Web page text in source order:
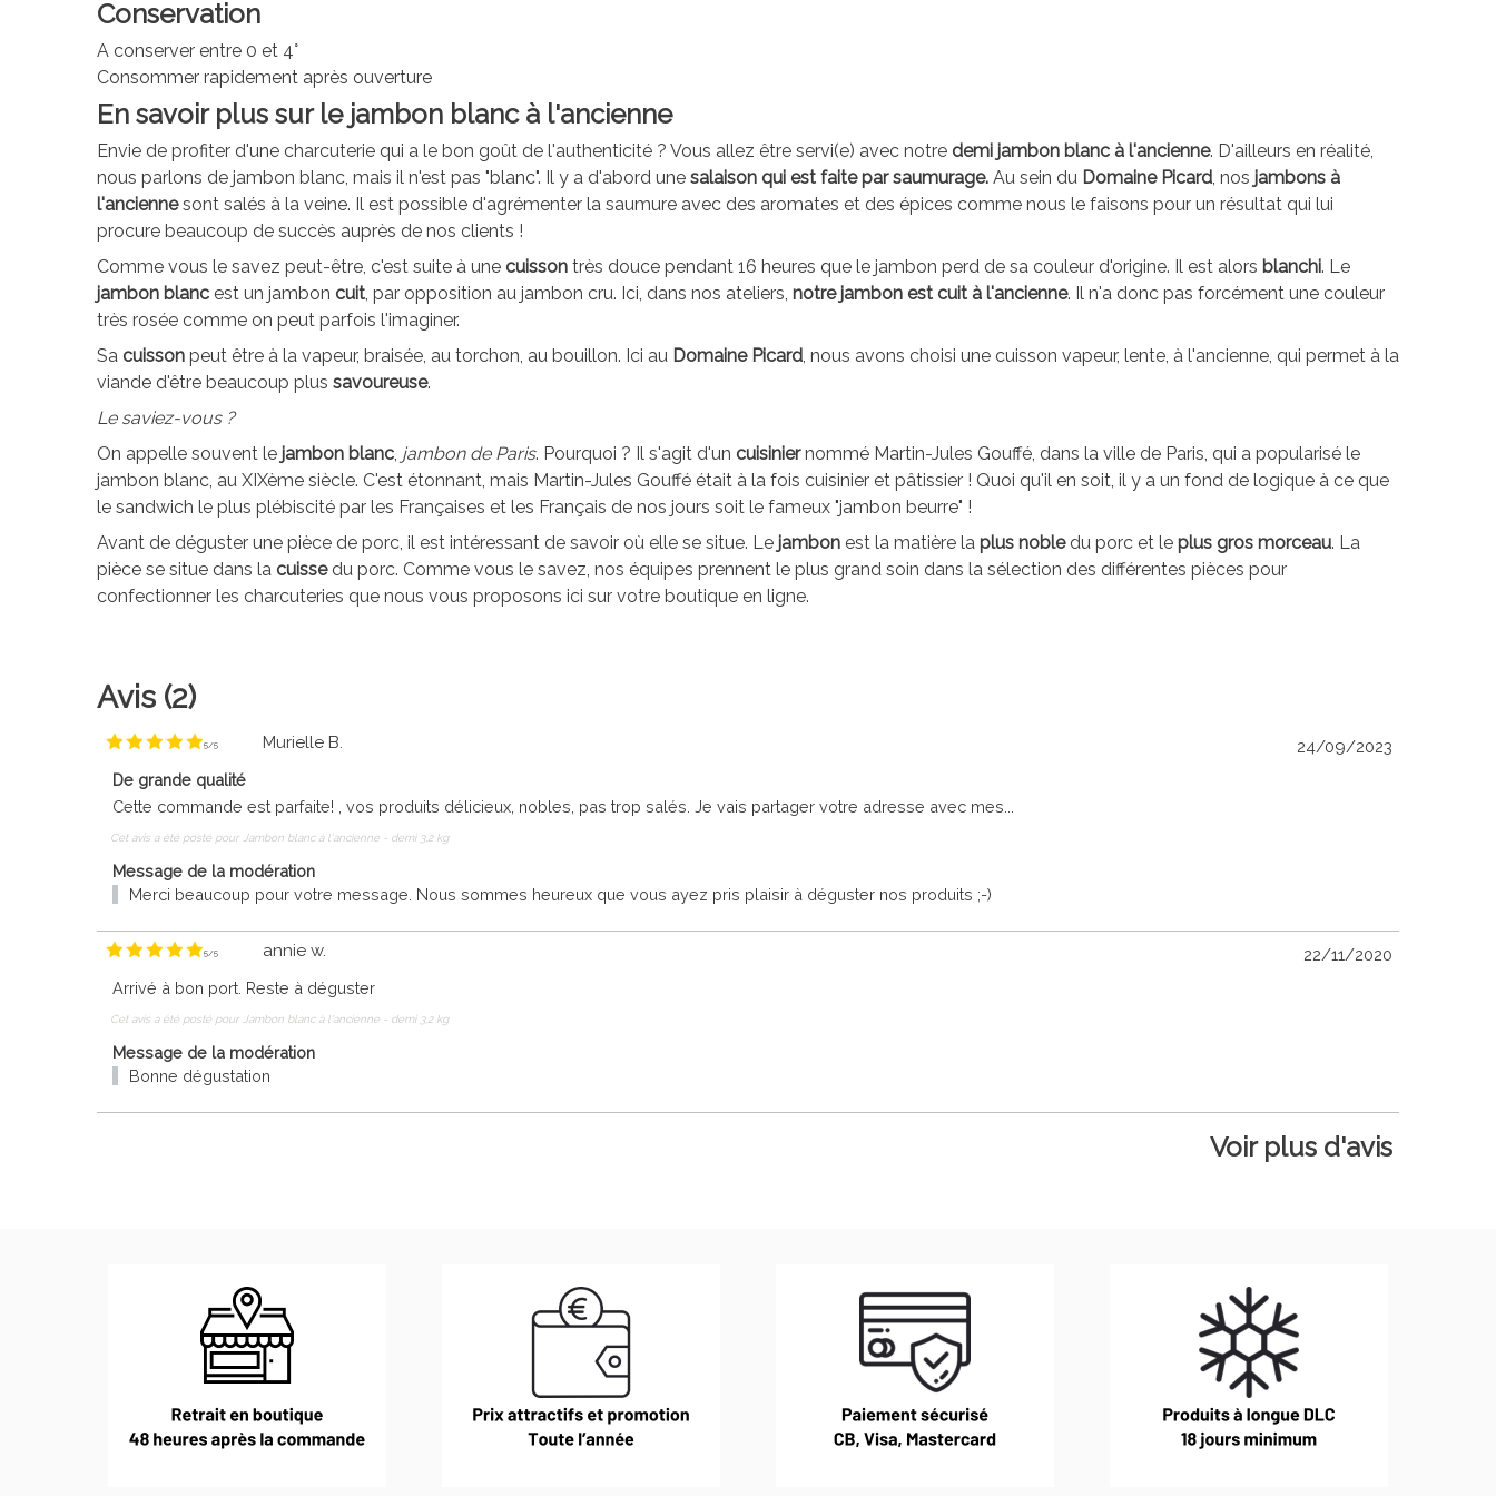
Conservation
A conserver entre 0 et 4°
Consommer rapidement après ouverture
En savoir plus sur le jambon blanc à l'ancienne
Envie de profiter d'une charcuterie qui a le bon goût de l'authenticité ? Vous allez être servi(e) avec notre demi jambon blanc à l'ancienne. D'ailleurs en réalité,
nous parlons de jambon blanc, mais il n'est pas "blanc". Il y a d'abord une salaison qui est faite par saumurage. Au sein du Domaine Picard, nos jambons à
l'anciennesont salés à la veine. Il est possible d'agrémenter la saumure avec des aromates et des épices comme nous le faisons pour un résultat qui lui
procure beaucoup de succès auprès de nos clients !
Comme vous le savez peut-être, c'est suite à une cuisson très douce pendant 16 heures que le jambon perd de sa couleur d'origine. Il est alors blanchi. Le
jambon blanc est un jambon cuit, par opposition au jambon cru. Ici, dans nos ateliers, notre jambon est cuit à l'ancienne. Il n'a donc pas forcément une couleur
très rosée comme on peut parfois l'imaginer.
Sa cuisson peut être à la vapeur, braisée, au torchon, au bouillon. Ici au Domaine Picard, nous avons choisi une cuisson vapeur, lente, à l'ancienne, qui permet à la
viande d'être beaucoup plus savoureuse.
Le saviez-vous ?
On appelle souvent le jambon blanc, jambon de Paris. Pourquoi ? Il s'agit d'un cuisiniernommé Martin-Jules Gouffé, dans la ville de Paris, qui a popularisé le
jambon blanc, au XIXème siècle. C'est étonnant, mais Martin-Jules Gouffé était à la fois cuisinier et pâtissier ! Quoi qu'il en soit, il y a un fond de logique à ce que
le sandwich le plus plébiscité par les Françaises et les Français de nos jours soit le fameux "jambon beurre" !
Avant de déguster une pièce de porc, il est intéressant de savoir où elle se situe. Le jambon est la matière la plus nobledu porc et le plus gros morceau. La
pièce se situe dans la cuissedu porc. Comme vous le savez, nos équipes prennent le plus grand soin dans la sélection des différentes pièces pour
confectionner les charcuteries que nous vous proposons ici sur votre boutique en ligne.
Avis (2)
5/5 24/09/2023
Murielle B.
De grande qualité
Cette commande est parfaite! , vos produits délicieux, nobles, pas trop salés. Je vais partager votre adresse avec mes...
Cet avis a été posté pour Jambon blanc à l'ancienne - demi 3,2 kg
Message de la modération
Merci beaucoup pour votre message. Nous sommes heureux que vous ayez pris plaisir à déguster nos produits ;-)
5/5 22/11/2020
annie w.
Arrivé à bon port. Reste à déguster
Cet avis a été posté pour Jambon blanc à l'ancienne - demi 3,2 kg
Message de la modération
Bonne dégustation
Voir plus d'avis